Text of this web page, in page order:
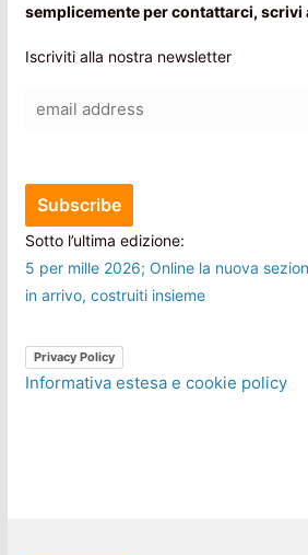
semplicemente per contattarci, scrivi
Iscriviti alla nostra newsletter
Sotto l’ultima edizione:
5 per mille 2026; Online la nuova
in arrivo, costruiti insieme
Privacy Policy
Informativa estesa e cookie policy